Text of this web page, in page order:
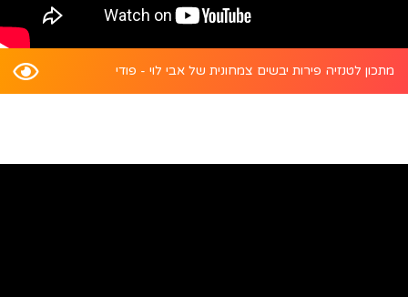
מתכון לטנזיה פירות יבשים צמחונית של אבי לוי - פודי